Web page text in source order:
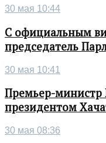
30 мая 10:44
С официальным
председатель
30 мая 10:41
Премьер-министр
президентом
30 мая 08:36